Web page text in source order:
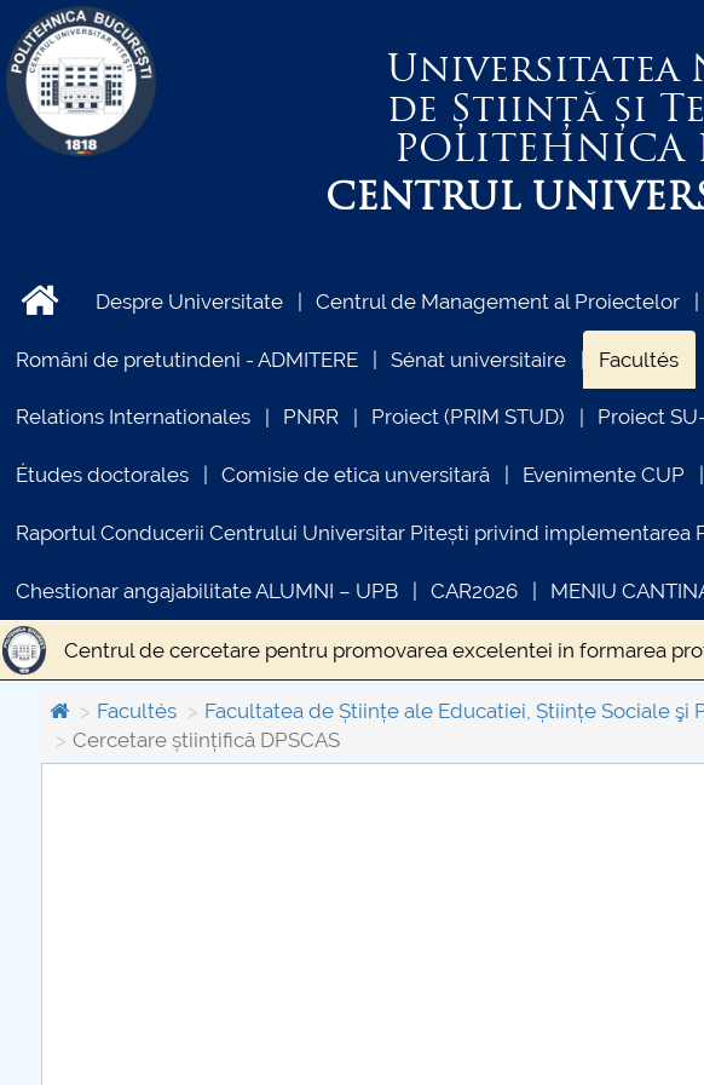
Universitatea
de Știință și
POLITEHNICA
CENTRUL
Despre Universitate Centrul de Management al Proiectelor
Români de pretutindeni - ADMITERE Sénat universitaire Facultés
Relations Internationales PNRR Proiect (PRIM STUD) Proiect
Études doctorales Comisie de etica unversitară Evenimente CUP
Raportul Conducerii Centrului Universitar Pitești privind implementarea
Chestionar angajabilitate ALUMNI – UPB CAR2026 MENIU
Centrul de cercetare pentru promovarea excelentei in formarea
Facultés Facultatea de Științe ale Educatiei, Științe Sociale şi
Cercetare științifică DPSCAS